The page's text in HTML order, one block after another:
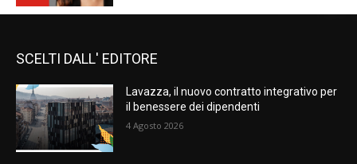
SCELTI DALL' EDITORE
Lavazza, il nuovo contratto integrativo per
il benessere dei dipendenti
4 Agosto 2026